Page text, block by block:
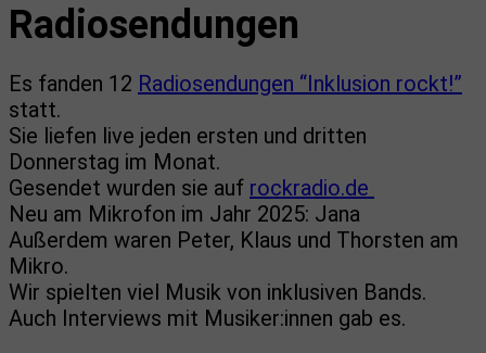
Radiosendungen
Es fanden 12 Radiosendungen “Inklusion rockt!”
statt.
Sie liefen live jeden ersten und dritten
Donnerstag im Monat.
Gesendet wurden sie auf rockradio.de
Neu am Mikrofon im Jahr 2025: Jana
Außerdem waren Peter, Klaus und Thorsten am
Mikro.
Wir spielten viel Musik von inklusiven Bands.
Auch Interviews mit Musiker:innen gab es.